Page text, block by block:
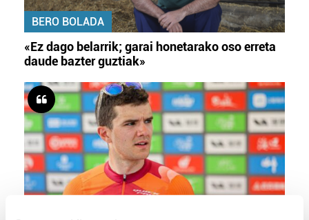
BERO BOLADA
«Ez dago belarrik; garai honetarako oso erreta
daude bazter guztiak»